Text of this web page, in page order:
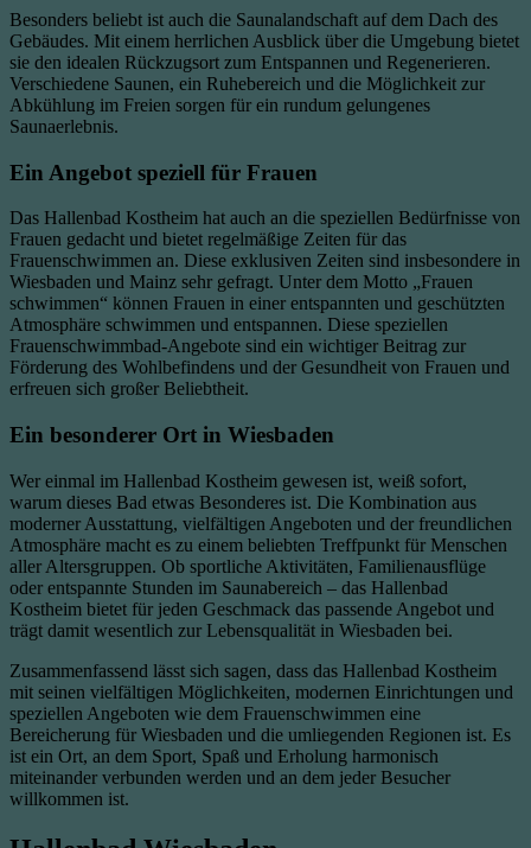
Besonders beliebt ist auch die Saunalandschaft auf dem Dach des
Gebäudes. Mit einem herrlichen Ausblick über die Umgebung bietet
sie den idealen Rückzugsort zum Entspannen und Regenerieren.
Verschiedene Saunen, ein Ruhebereich und die Möglichkeit zur
Abkühlung im Freien sorgen für ein rundum gelungenes
Saunaerlebnis.
Ein Angebot speziell für Frauen
Das Hallenbad Kostheim hat auch an die speziellen Bedürfnisse von
Frauen gedacht und bietet regelmäßige Zeiten für das
Frauenschwimmen an. Diese exklusiven Zeiten sind insbesondere in
Wiesbaden und Mainz sehr gefragt. Unter dem Motto „Frauen
schwimmen“ können Frauen in einer entspannten und geschützten
Atmosphäre schwimmen und entspannen. Diese speziellen
Frauenschwimmbad-Angebote sind ein wichtiger Beitrag zur
Förderung des Wohlbefindens und der Gesundheit von Frauen und
erfreuen sich großer Beliebtheit.
Ein besonderer Ort in Wiesbaden
Wer einmal im Hallenbad Kostheim gewesen ist, weiß sofort,
warum dieses Bad etwas Besonderes ist. Die Kombination aus
moderner Ausstattung, vielfältigen Angeboten und der freundlichen
Atmosphäre macht es zu einem beliebten Treffpunkt für Menschen
aller Altersgruppen. Ob sportliche Aktivitäten, Familienausflüge
oder entspannte Stunden im Saunabereich – das Hallenbad
Kostheim bietet für jeden Geschmack das passende Angebot und
trägt damit wesentlich zur Lebensqualität in Wiesbaden bei.
Zusammenfassend lässt sich sagen, dass das Hallenbad Kostheim
mit seinen vielfältigen Möglichkeiten, modernen Einrichtungen und
speziellen Angeboten wie dem Frauenschwimmen eine
Bereicherung für Wiesbaden und die umliegenden Regionen ist. Es
ist ein Ort, an dem Sport, Spaß und Erholung harmonisch
miteinander verbunden werden und an dem jeder Besucher
willkommen ist.